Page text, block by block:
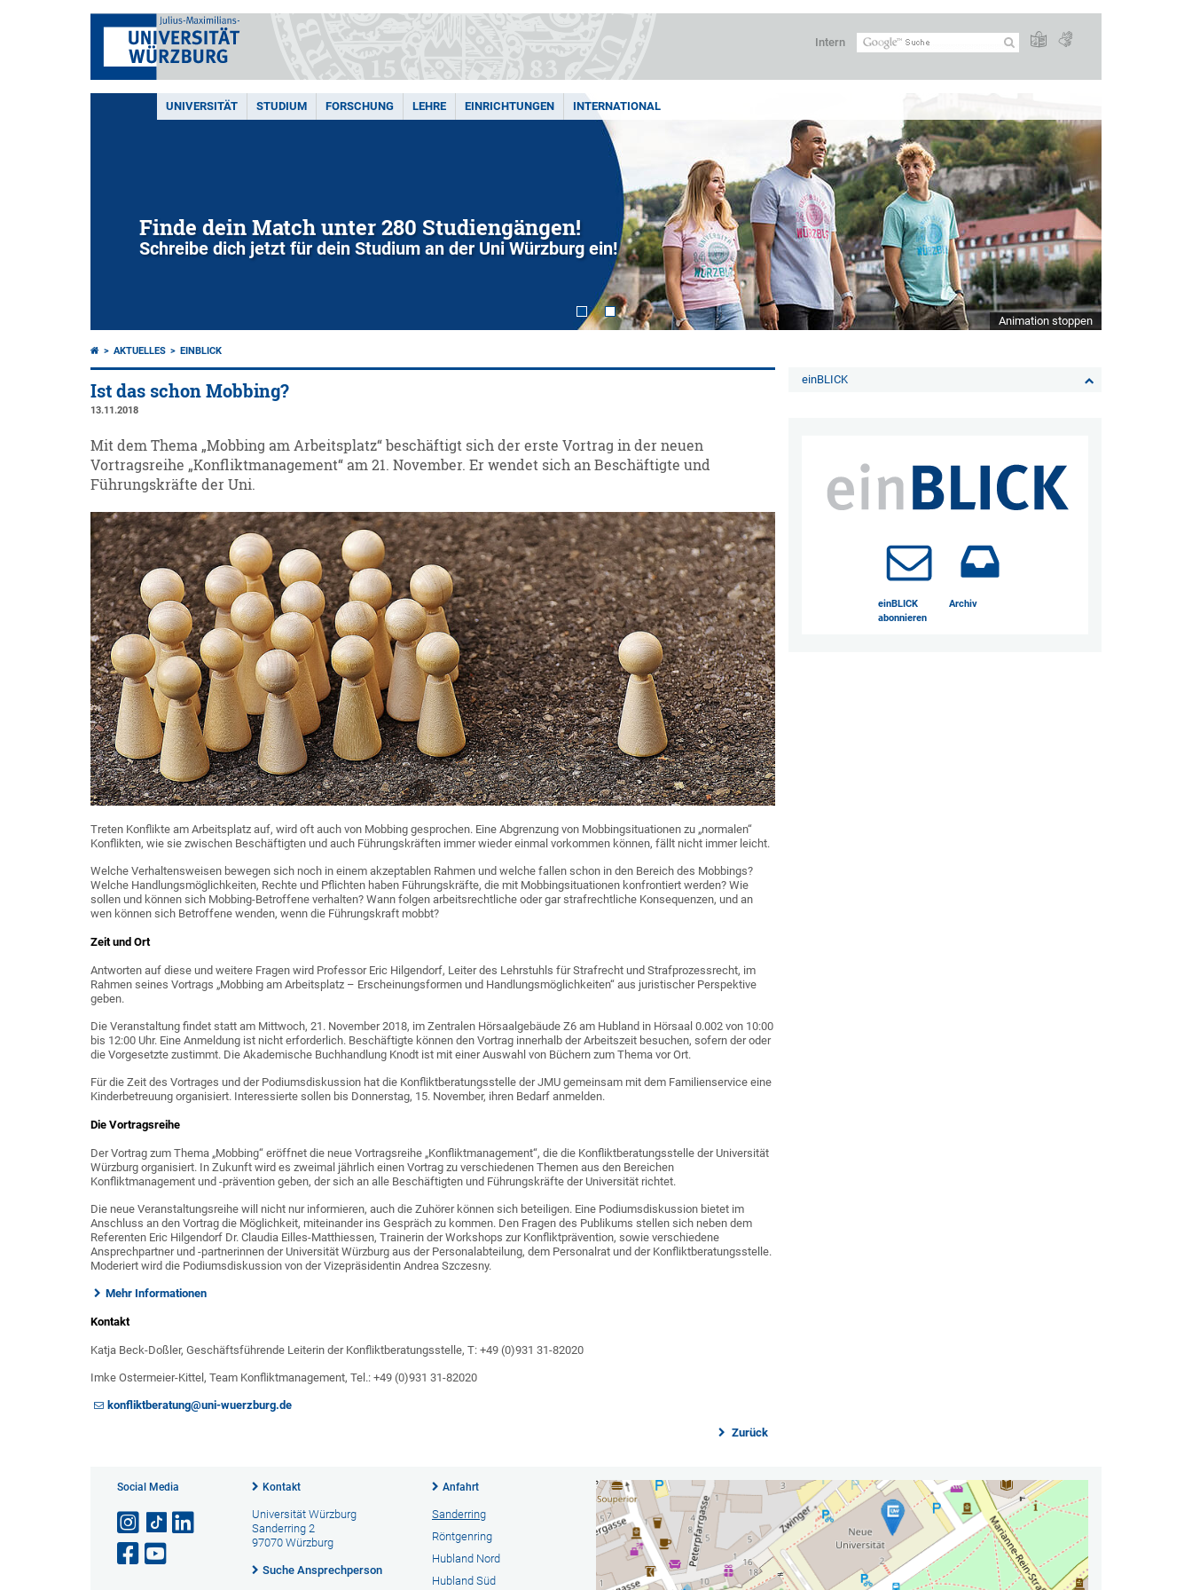
Intern
UNIVERSITÄT STUDIUM FORSCHUNG LEHRE EINRICHTUNGEN INTERNATIONAL
Finde dein Match unter 280 Studiengängen!
Schreibe dich jetzt für dein Studium an der Uni Würzburg ein!
Animation stoppen
AKTUELLES EINBLICK
Ist das schon Mobbing?
13.11.2018
Mit dem Thema „Mobbing am Arbeitsplatz“ beschäftigt sich der erste Vortrag in der neuen
Vortragsreihe „Konfliktmanagement“ am 21. November. Er wendet sich an Beschäftigte und
Führungskräfte der Uni.
Treten Konflikte am Arbeitsplatz auf, wird oft auch von Mobbing gesprochen. Eine Abgrenzung von Mobbingsituationen zu „normalen“
Konflikten, wie sie zwischen Beschäftigten und auch Führungskräften immer wieder einmal vorkommen können, fällt nicht immer leicht.
Welche Verhaltensweisen bewegen sich noch in einem akzeptablen Rahmen und welche fallen schon in den Bereich des Mobbings?
Welche Handlungsmöglichkeiten, Rechte und Pflichten haben Führungskräfte, die mit Mobbingsituationen konfrontiert werden? Wie
sollen und können sich Mobbing-Betroffene verhalten? Wann folgen arbeitsrechtliche oder gar strafrechtliche Konsequenzen, und an
wen können sich Betroffene wenden, wenn die Führungskraft mobbt?
Zeit und Ort
Antworten auf diese und weitere Fragen wird Professor Eric Hilgendorf, Leiter des Lehrstuhls für Strafrecht und Strafprozessrecht, im
Rahmen seines Vortrags „Mobbing am Arbeitsplatz – Erscheinungsformen und Handlungsmöglichkeiten“ aus juristischer Perspektive
geben.
Die Veranstaltung findet statt am Mittwoch, 21. November 2018, im Zentralen Hörsaalgebäude Z6 am Hubland in Hörsaal 0.002 von 10:00
bis 12:00 Uhr. Eine Anmeldung ist nicht erforderlich. Beschäftigte können den Vortrag innerhalb der Arbeitszeit besuchen, sofern der oder
die Vorgesetzte zustimmt. Die Akademische Buchhandlung Knodt ist mit einer Auswahl von Büchern zum Thema vor Ort.
Für die Zeit des Vortrages und der Podiumsdiskussion hat die Konfliktberatungsstelle der JMU gemeinsam mit dem Familienservice eine
Kinderbetreuung organisiert. Interessierte sollen bis Donnerstag, 15. November, ihren Bedarf anmelden.
Die Vortragsreihe
Der Vortrag zum Thema „Mobbing“ eröffnet die neue Vortragsreihe „Konfliktmanagement“, die die Konfliktberatungsstelle der Universität
Würzburg organisiert. In Zukunft wird es zweimal jährlich einen Vortrag zu verschiedenen Themen aus den Bereichen
Konfliktmanagement und -prävention geben, der sich an alle Beschäftigten und Führungskräfte der Universität richtet.
Die neue Veranstaltungsreihe will nicht nur informieren, auch die Zuhörer können sich beteiligen. Eine Podiumsdiskussion bietet im
Anschluss an den Vortrag die Möglichkeit, miteinander ins Gespräch zu kommen. Den Fragen des Publikums stellen sich neben dem
Referenten Eric Hilgendorf Dr. Claudia Eilles-Matthiessen, Trainerin der Workshops zur Konfliktprävention, sowie verschiedene
Ansprechpartner und -partnerinnen der Universität Würzburg aus der Personalabteilung, dem Personalrat und der Konfliktberatungsstelle.
Moderiert wird die Podiumsdiskussion von der Vizepräsidentin Andrea Szczesny.
Mehr Informationen
Kontakt
Katja Beck-Doßler, Geschäftsführende Leiterin der Konfliktberatungsstelle, T: +49 (0)931 31-82020
Imke Ostermeier-Kittel, Team Konfliktmanagement, Tel.: +49 (0)931 31-82020
konfliktberatung@uni-wuerzburg.de
Zurück
einBLICK
einBLICK
abonnieren
Archiv
Social Media Kontakt
Universität Würzburg
Sanderring 2
97070 Würzburg
Suche Ansprechperson
Anfahrt
Sanderring
Röntgenring
Hubland Nord
Hubland Süd